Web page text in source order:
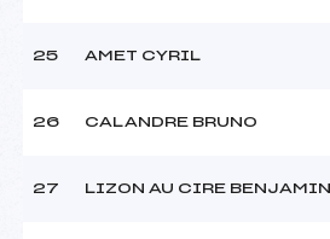
25 AMET CYRIL
26 CALANDRE BRUNO
27 LIZON AU CIRE BENJAMIN